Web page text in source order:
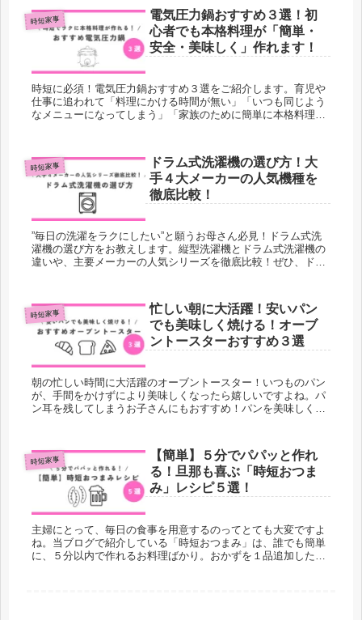
します。子供が小さいうちは、無理せず、うまく活用できるサ
ービスや宅配などを利用することをオススメします。当ブログ
は、三兄弟・双子ママの育児ブログです。時短家事や幼児教
育、育児の悩みなど育児家事のおすすめ情報を発信していま
時短家事
電気圧力鍋おすすめ３選！初
心者でも本格料理が「簡単・
安全・美味しく」作れます！
時短に必須！電気圧力鍋おすすめ３選をご紹介します。育児や
仕事に追われて「料理にかける時間が無い」「いつも同じよう
なメニューになってしまう」「家族のために簡単に本格料理を
時短家事
ドラム式洗濯機の選び方！大
手４大メーカーの人気機種を
徹底比較！
”毎日の洗濯をラクにしたい”と願うお母さん必見！ドラム式洗
濯機の選び方をお教えします。縦型洗濯機とドラム式洗濯機の
違いや、主要メーカーの人気シリーズを徹底比較！ぜひ、ドラ
時短家事
忙しい朝に大活躍！安いパン
でも美味しく焼ける！オーブ
ントースターおすすめ３選
朝の忙しい時間に大活躍のオーブントースター！いつものパン
が、手間をかけずにより美味しくなったら嬉しいですよね。パ
ン耳を残してしまうお子さんにもおすすめ！パンを美味しく焼
めする時短家電。ぜひ、読んでください。
時短家事
【簡単】５分でパパッと作れ
る！旦那も喜ぶ「時短おつま
み」レシピ５選！
主婦にとって、毎日の食事を用意するのってとても大変ですよ
ね。当ブログで紹介している「時短おつまみ」は、誰でも簡単
に、５分以内で作れるお料理ばかり。おかずを１品追加したい